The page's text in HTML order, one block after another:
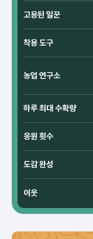
고용된 일꾼
착용 도구
농업 연구소
하루 최대 수확량
응원 횟수
도감 완성
이웃